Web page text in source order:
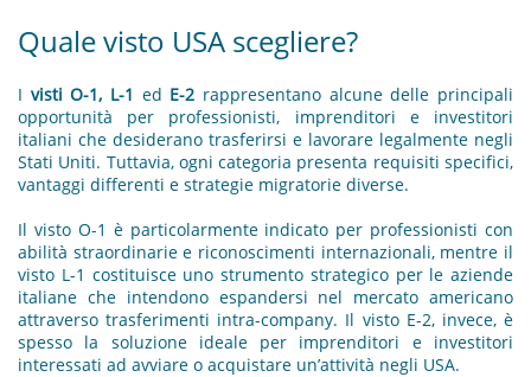
Quale visto USA scegliere?
I visti O-1, L-1 ed E-2 rappresentano alcune delle principali
opportunità per professionisti, imprenditori e investitori
italiani che desiderano trasferirsi e lavorare legalmente negli
Stati Uniti. Tuttavia, ogni categoria presenta requisiti specifici,
vantaggi differenti e strategie migratorie diverse.
Il visto O-1 è particolarmente indicato per professionisti con
abilità straordinarie e riconoscimenti internazionali, mentre il
visto L-1 costituisce uno strumento strategico per le aziende
italiane che intendono espandersi nel mercato americano
attraverso trasferimenti intra-company. Il visto E-2, invece, è
spesso la soluzione ideale per imprenditori e investitori
interessati ad avviare o acquistare un’attività negli USA.